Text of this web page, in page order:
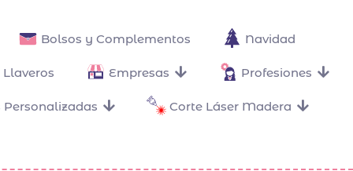
Bolsos y Complementos Navidad
Llaveros Empresas Profesiones
Personalizadas Corte Láser Madera